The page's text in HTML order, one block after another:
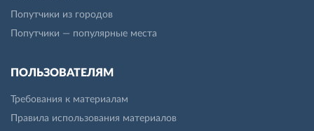
Попутчики из городов
Попутчики — популярные места
ПОЛЬЗОВАТЕЛЯМ
Требования к материалам
Правила использования материалов